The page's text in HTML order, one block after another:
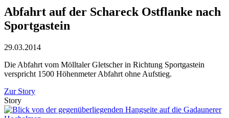
Abfahrt auf der Schareck Ostflanke nach
Sportgastein
29.03.2014
Die Abfahrt vom Mölltaler Gletscher in Richtung Sportgastein
verspricht 1500 Höhenmeter Abfahrt ohne Aufstieg.
Zur Story
Story